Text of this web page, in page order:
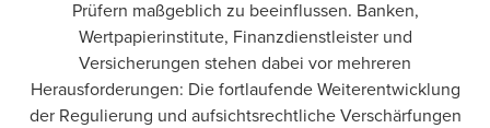
Prüfern maßgeblich zu beeinflussen. Banken,
Wertpapierinstitute, Finanzdienstleister und
Versicherungen stehen dabei vor mehreren
Herausforderungen: Die fortlaufende Weiterentwicklung
der Regulierung und aufsichtsrechtliche Verschärfungen